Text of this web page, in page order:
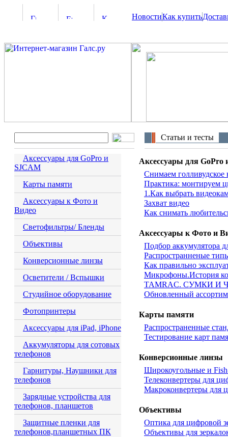
НовостиКак купить
Статьи и тесты
Аксессуары для GoPro и
SJCAM
Карты памяти
Аксессуары к Фото и
Видео
Светофильтры/ Бленды
Объективы
Конверсионные линзы
Осветители / Вспышки
Студийное оборудование
Фотопринтеры
Аксессуары для iPad, iPhone
Аккумуляторы для сотовых
телефонов
Гарнитуры, Наушники для
телефонов
Зарядные устройства для
телефонов, планшетов
Защитные пленки для
телефонов,планшетных ПК
Аксессуары для GoPro
Снимаем
Практика: монтируем
1.Как выбрать
Захват видео
Как снимать
Аксессуары к Фото и
Подбор аккумулятора
Распространненые
Как правильно
Микрофоны.История
TAMRAC. СУМКИ
Обновленный
Карты памяти
Распространенные
Тестирование карт
Конверсионные линзы
Широкоугольные и
Телеконвертеры для
Макроконвертеры для
Объективы
Оптика для цифровой
Объективы для